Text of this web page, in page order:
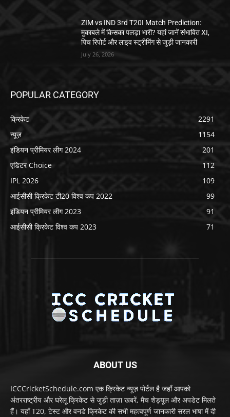
ZIM vs IND 3rd T20I Match Prediction:
मुकाबले में किसका पलड़ा भारी? यहां जानें संभावित XI,
पिच रिपोर्ट और लाइव स्ट्रीमिंग से जुड़ी जानकारी
July 26, 2026
POPULAR CATEGORY
क्रिकेट
2291
न्यूज़
1154
इंडियन प्रीमियर लीग 2024
201
एडिटर Choice
112
IPL 2026
109
आईसीसी क्रिकेट टी20 विश्व कप 2022
99
इंडियन प्रीमियर लीग 2023
91
आईसीसी क्रिकेट विश्व कप 2023
71
ABOUT US
ICCCricketSchedule.com एक क्रिकेट न्यूज़ पोर्टल है जहाँ आपको
अंतरराष्ट्रीय और घरेलू क्रिकेट से जुड़ी ताज़ा खबरें, मैच शेड्यूल और अपडेट मिलते
हैं। यहाँ T20, टेस्ट और वनडे क्रिकेट की सभी महत्वपूर्ण जानकारी सरल भाषा में दी